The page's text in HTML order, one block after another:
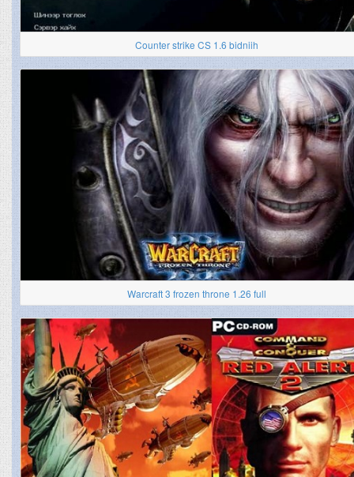
Counter strike CS 1.6 bidniih
Warcraft 3 frozen throne 1.26 full